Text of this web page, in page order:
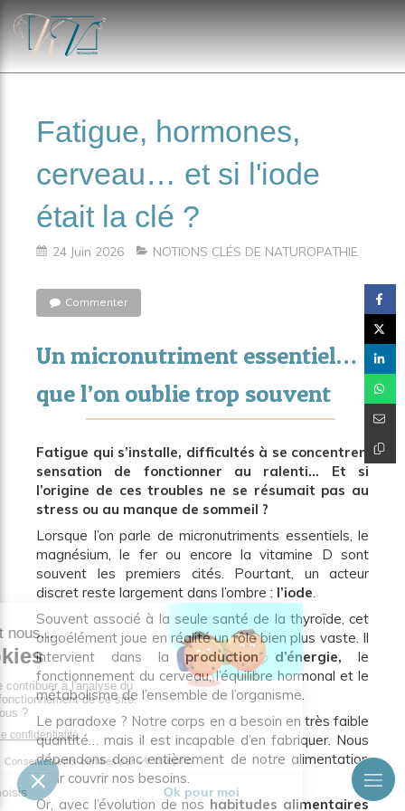
Fatigue, hormones,
cerveau… et si l'iode
était la clé ?
24 Juin 2026 NOTIONS CLÉS DE NATUROPATHIE
Commenter
Un micronutriment essentiel…
que l’on oublie trop souvent
Fatigue qui s’installe, difficultés à se concentrer,
sensation de fonctionner au ralenti… Et si
l’origine de ces troubles ne se résumait pas au
stress ou au manque de sommeil ?
Lorsque l’on parle de micronutriments essentiels, le
magnésium, le fer ou encore la vitamine D sont
souvent les premiers cités. Pourtant, un acteur
discret reste largement dans l’ombre : l’iode
Souvent associé à la seule santé de la thyroïde, cet
oligoélément joue en réalité un rôle bien plus vaste. Il
intervient dans laproduction d’énergie, le
fonctionnement du cerveau, l’équilibre hormonal et le
métabolisme de l’ensemble de l’organisme.
Le paradoxe ? Notre corps en a besoin en très faible
quantité… mais il est incapable d’en fabriquer. Nous
dépendons donc entièrement de notre alimentation
pour couvrir nos besoins.
Or, avec l’évolution de nos habitudes alimentaires